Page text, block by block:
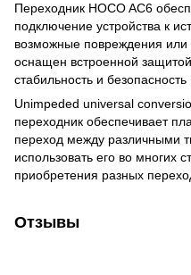
Переходник HOCO AC6
подключение устройства к
возможные повреждения или
оснащен встроенной
стабильность и
Unimpeded universal
переходник обеспечивает
переход между различными
использовать его во многих
приобретения разных
Отзывы